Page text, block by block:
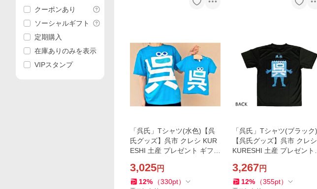
「呉氏」Tシャツ(水色)【呉
氏グッズ】呉市 クレシ KUR
ESHI 土産 プレゼント ギフト
3,025円
12% （330pt）
「呉氏」Tシャツ(ブラック)
【呉氏グッズ】呉市 クレシ
KURESHI 土産 プレゼント
3,267円
12% （355pt）
クーポンあり
ソーシャルギフト
定期購入
在庫ありのみを表示
VIPスタンプ